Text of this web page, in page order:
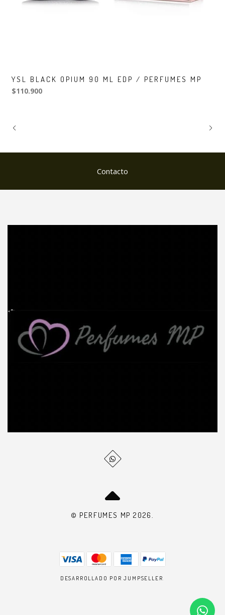
YSL BLACK OPIUM 90 ML EDP / PERFUMES MP
$110.900
Contacto
© PERFUMES MP 2026.
DESARROLLADO POR JUMPSELLER